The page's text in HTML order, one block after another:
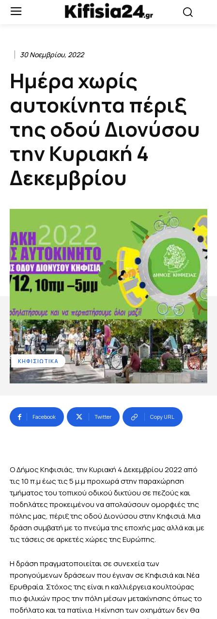
30 Νοεμβρίου, 2022
Ημέρα χωρίς
αυτοκίνητα πέριξ
της οδού Διονύσου
την Κυριακή 4
Δεκεμβρίου
ΚΗΦΙΣΙΩΤΙΚΑ
Facebook Twitter Copy URL
Ο Δήμος Κηφισιάς, την Κυριακή 4 Δεκεμβρίου 2022 από
τις 10 π.μ έως τις 5 μ.μ προχωρά στην παραχώρηση
τμήματος του τοπικού οδικού δικτύου σε πεζούς και
ποδηλάτες προκειμένου να απολαύσουν ομορφιές της
πόλης μας, πέριξ της οδού Διονύσου στην Κηφισιά. Μια
δράση συμβατή με το πνεύμα της εποχής μας αλλά και με
τις τάσεις σε αρκετές χώρες της Ευρώπης.
Η δράση πραγματοποιείται σε συνεχεία των
προηγούμενων δράσεων που έγιναν σε Κηφισιά και Νέα
Ερυθραία. Στόχος της είναι η καλλιέργεια κουλτούρας
πιο φιλικών προς την πόλη μέσων μετακίνησης όπως το
ποδήλατο και τα πατίνια. Η κίνηση των οχημάτων δεν θα